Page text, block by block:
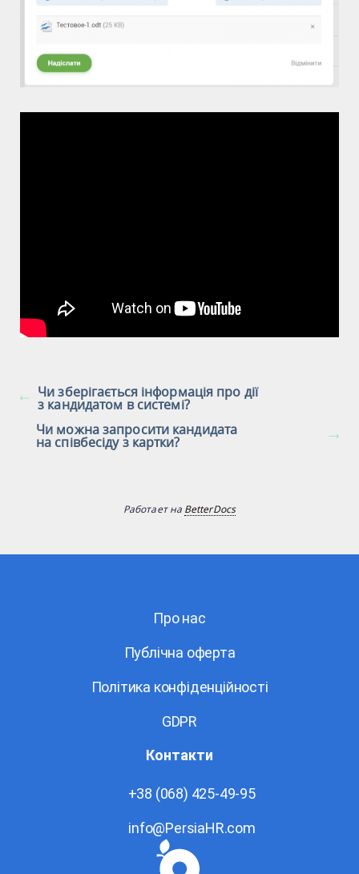
Чи зберігається інформація про дії
з кандидатом в системі?
Чи можна запросити кандидата
на співбесіду з картки?
Работает на BetterDocs
Про нас
Публічна оферта
Політика конфіденційності
GDPR
Контакти
+38 (068) 425-49-95
info@PersiaHR.com